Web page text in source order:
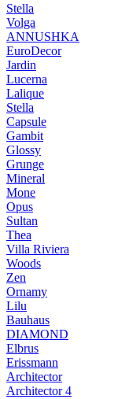
Stella
Volga
ANNUSHKA
EuroDecor
Jardin
Lucerna
Lalique
Stella
Capsule
Gambit
Glossy
Grunge
Mineral
Mone
Opus
Sultan
Thea
Villa Riviera
Woods
Zen
Ornamy
Lilu
Bauhaus
DIAMOND
Elbrus
Erissmann
Architector
Architector 4